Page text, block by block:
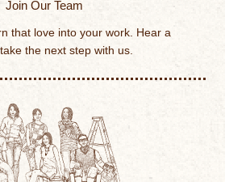
Join Our Team
that love into your work. Hear a
the next step with us.